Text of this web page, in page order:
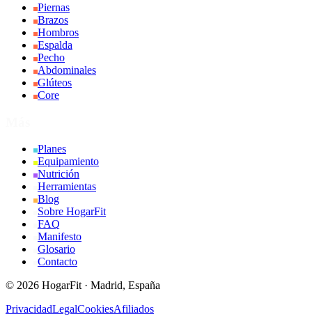
Piernas
Brazos
Hombros
Espalda
Pecho
Abdominales
Glúteos
Core
Planes
Equipamiento
Nutrición
Herramientas
Blog
Sobre HogarFit
FAQ
Manifesto
Glosario
Contacto
© 2026 HogarFit · Madrid, España
PrivacidadLegalCookiesAfiliados